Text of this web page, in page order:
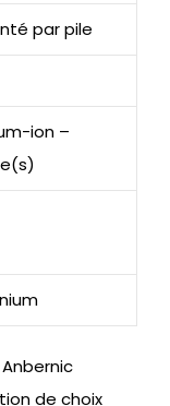
par pile
ion –
de choix